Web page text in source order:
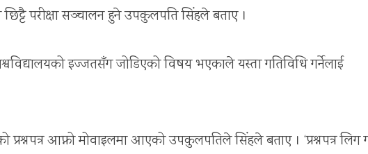
परीक्षा सञ्चालन हुने उपकुलपति सिंहले बताए ।
इज्जतसँग जोडिएको विषय भएकाले यस्ता गतिविधि गर्नेलाई
आफ्नो मोवाइलमा आएको उपकुलपतिले सिंहले बताए । ‘प्रश्नपत्र लिग